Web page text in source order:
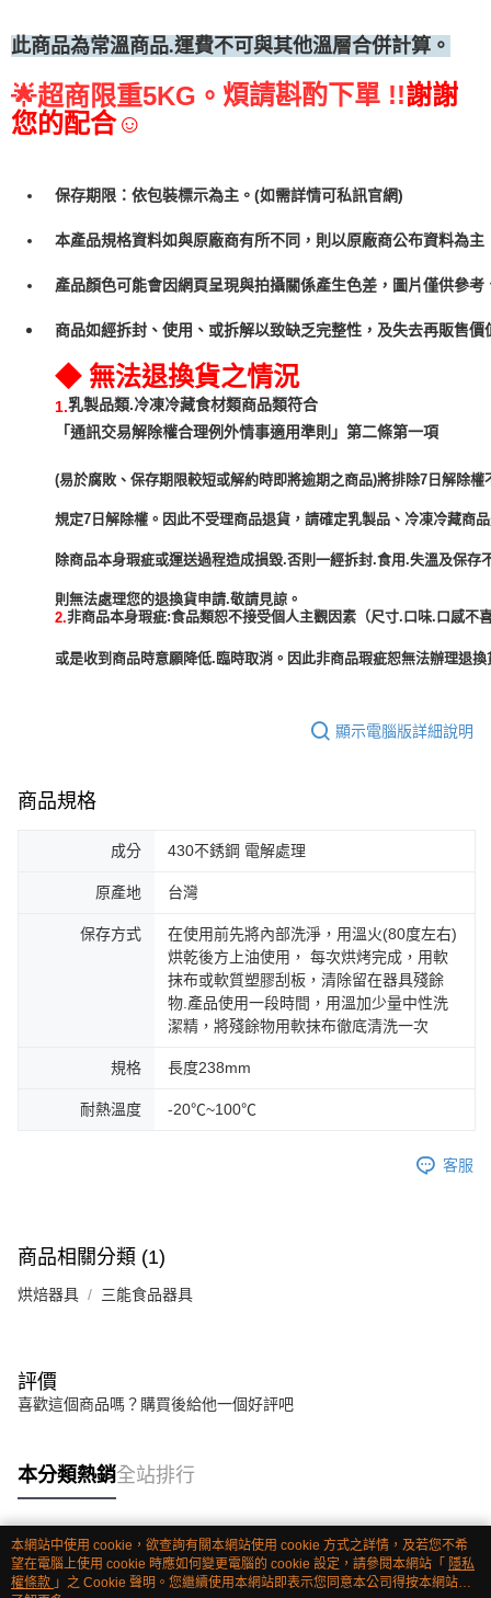
此商品為常溫商品.運費不可與其他溫層合併計算。
🌟超商限重5KG。 煩請斟酌下單 !!謝謝
您的配合☺
保存期限：依包裝標示為主。(如需詳情可私訊官網)
本產品規格資料如與原廠商有所不同，則以原廠商公布資料為主
產品顏色可能會因網頁呈現與拍攝關係產生色差，圖片僅供參
商品如經拆封、使用、或拆解以致缺乏完整性，及失去再販售
◆ 無法退換貨之情況
1.乳製品類.冷凍冷藏食材類商品類符合
「通訊交易解除權合理例外情事適用準則」第二條第一項
(易於腐敗、保存期限較短或解約時即將逾期之商品)將排除7日解除權
規定7日解除權。因此不受理商品退貨，請確定乳製品、冷凍冷藏商
除商品本身瑕疵或運送過程造成損毀.否則一經拆封.食用.失溫及保存
2.非商品本身瑕疵:食品類恕不接受個人主觀因素（尺寸.口味.口感不
或是收到商品時意願降低.臨時取消。因此非商品瑕疵恕無法辦理退
顯示電腦版詳細說明
商品規格
成分 430不銹鋼 電解處理
原產地 台灣
保存方式
在使用前先將內部洗淨，用溫火(80度左右)
烘乾後方上油使用， 每次烘烤完成，用軟
抹布或軟質塑膠刮板，清除留在器具殘餘
物.產品使用一段時間，用溫加少量中性洗
潔精，將殘餘物用軟抹布徹底清洗一次
規格 長度238mm
耐熱溫度 -20℃~100℃
客服
商品相關分類 (1)
烘焙器具 三能食品器具
評價
喜歡這個商品嗎？購買後給他一個好評吧
本分類熱銷全站排行
熱門標籤
本網站中使用 cookie，欲查詢有關本網站使用 cookie 方式之詳情，及若您不希
望在電腦上使用 cookie 時應如何變更電腦的 cookie 設定，請參閱本網站「 隱私
權條款 」之 Cookie 聲明。您繼續使用本網站即表示您同意本公司得按本網站使